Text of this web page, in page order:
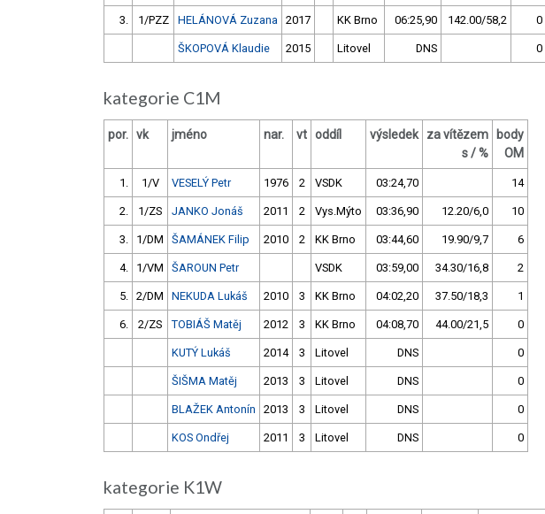
3. 1/PZZ HELÁNOVÁ Zuzana 2017 KK Brno 06:25,90 142.00/58,2 0
ŠKOPOVÁ Klaudie 2015 Litovel DNS 0
kategorie C1M
por. vk jméno nar. vt oddíl výsledek
za vítězem
s / %
body
OM
1. 1/V VESELÝ Petr 1976 2 VSDK 03:24,70 14
2. 1/ZS JANKO Jonáš 2011 2 Vys.Mýto 03:36,90 12.20/6,0 10
3. 1/DM ŠAMÁNEK Filip 2010 2 KK Brno 03:44,60 19.90/9,7 6
4. 1/VM ŠAROUN Petr VSDK 03:59,00 34.30/16,8 2
5. 2/DM NEKUDA Lukáš 2010 3 KK Brno 04:02,20 37.50/18,3 1
6. 2/ZS TOBIÁŠ Matěj 2012 3 KK Brno 04:08,70 44.00/21,5 0
KUTÝ Lukáš 2014 3 Litovel DNS 0
ŠIŠMA Matěj 2013 3 Litovel DNS 0
BLAŽEK Antonín 2013 3 Litovel DNS 0
KOS Ondřej 2011 3 Litovel DNS 0
kategorie K1W